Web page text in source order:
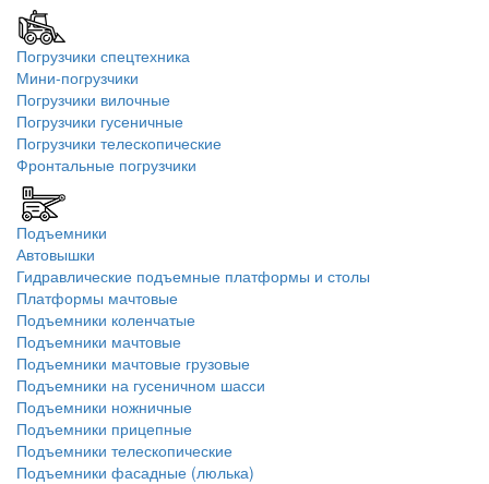
Погрузчики спецтехника
Мини-погрузчики
Погрузчики вилочные
Погрузчики гусеничные
Погрузчики телескопические
Фронтальные погрузчики
Подъемники
Автовышки
Гидравлические подъемные платформы и столы
Платформы мачтовые
Подъемники коленчатые
Подъемники мачтовые
Подъемники мачтовые грузовые
Подъемники на гусеничном шасси
Подъемники ножничные
Подъемники прицепные
Подъемники телескопические
Подъемники фасадные (люлька)